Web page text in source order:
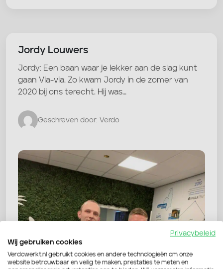
Jordy Louwers
Jordy: Een baan waar je lekker aan de slag kunt
gaan Via-via. Zo kwam Jordy in de zomer van
2020 bij ons terecht. Hij was…
Geschreven door: Verdo
Privacybeleid
Wij gebruiken cookies
Verdowerkt.nl gebruikt cookies en andere technologieën om onze
website betrouwbaar en veilig te maken, prestaties te meten en